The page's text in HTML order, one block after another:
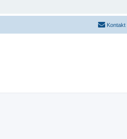
Kontakt